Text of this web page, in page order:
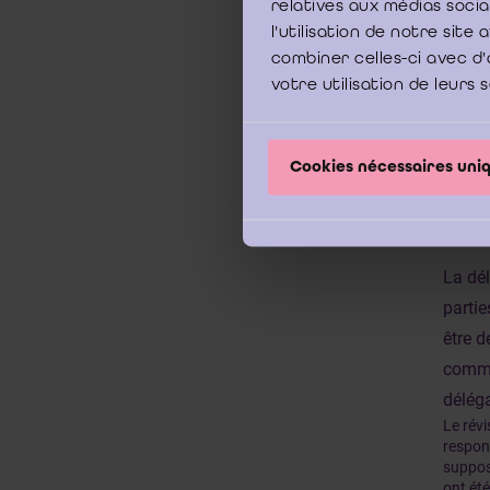
relatives aux médias
l'utilisation de notre site
combiner celles-ci avec
votre utilisation de leurs
Cookies nécessairesEn
La
être
Le